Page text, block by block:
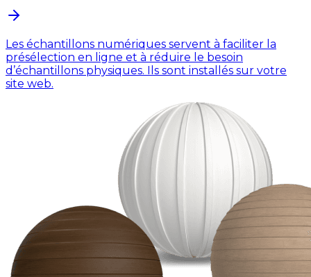
Les échantillons numériques servent à faciliter la
présélection en ligne et à réduire le besoin
d’échantillons physiques. Ils sont installés sur votre
site web.